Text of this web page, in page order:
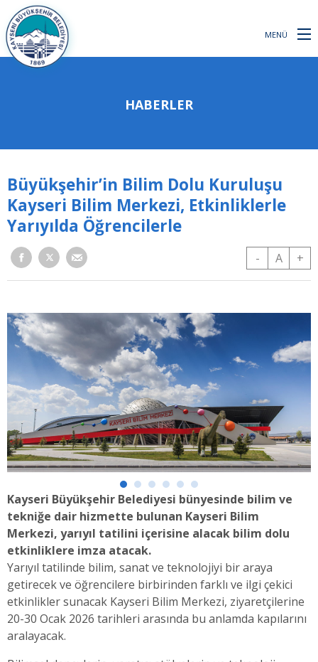
MENÜ
HABERLER
Büyükşehir’in Bilim Dolu Kuruluşu
Kayseri Bilim Merkezi, Etkinliklerle
Yarıyılda Öğrencilerle
- A +
Kayseri Büyükşehir Belediyesi bünyesinde bilim ve
tekniğe dair hizmette bulunan Kayseri Bilim
Merkezi, yarıyıl tatilini içerisine alacak bilim dolu
etkinliklere imza atacak.
Yarıyıl tatilinde bilim, sanat ve teknolojiyi bir araya
getirecek ve öğrencilere birbirinden farklı ve ilgi çekici
etkinlikler sunacak Kayseri Bilim Merkezi, ziyaretçilerine
20-30 Ocak 2026 tarihleri arasında bu anlamda kapılarını
aralayacak.